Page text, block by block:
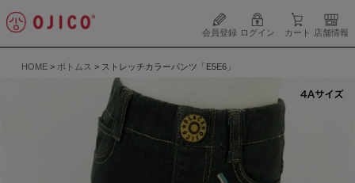
会員登録 ログイン カート 店舗情報
HOME ボトムス ストレッチカラーパンツ「E5E6」